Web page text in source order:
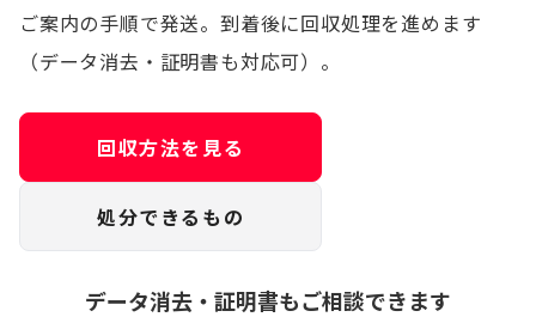
ご案内の手順で発送。到着後に回収処理を進めます
（データ消去・証明書も対応可）。
回収方法を見る
処分できるもの
データ消去・証明書もご相談できます